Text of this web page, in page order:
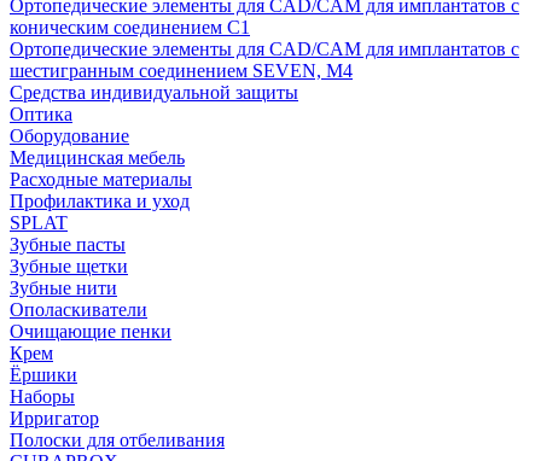
Ортопедические элементы для CAD/CAM для имплантатов с
коническим соединением С1
Ортопедические элементы для CAD/CAM для имплантатов с
шестигранным соединением SEVEN, М4
Средства индивидуальной защиты
Оптика
Оборудование
Медицинская мебель
Расходные материалы
Профилактика и уход
SPLAT
Зубные пасты
Зубные щетки
Зубные нити
Ополаскиватели
Очищающие пенки
Крем
Ёршики
Наборы
Ирригатор
Полоски для отбеливания